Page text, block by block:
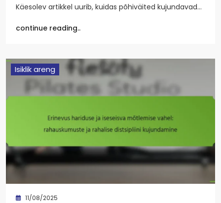
Käesolev artikkel uurib, kuidas põhiväited kujundavad…
continue reading..
Isiklik areng
11/08/2025